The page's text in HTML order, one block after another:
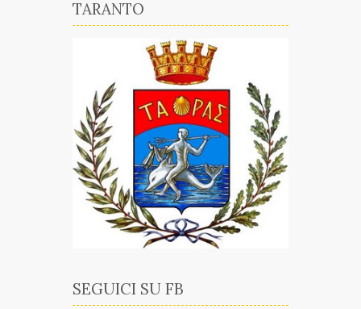
TARANTO
SEGUICI SU FB